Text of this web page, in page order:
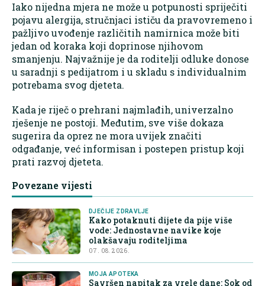
Iako nijedna mjera ne može u potpunosti spriječiti
pojavu alergija, stručnjaci ističu da pravovremeno i
pažljivo uvođenje različitih namirnica može biti
jedan od koraka koji doprinose njihovom
smanjenju. Najvažnije je da roditelji odluke donose
u saradnji s pedijatrom i u skladu s individualnim
potrebama svog djeteta.
Kada je riječ o prehrani najmlađih, univerzalno
rješenje ne postoji. Međutim, sve više dokaza
sugerira da oprez ne mora uvijek značiti
odgađanje, već informisan i postepen pristup koji
prati razvoj djeteta.
Povezane vijesti
DJEČIJE ZDRAVLJE
Kako potaknuti dijete da pije više
vode: Jednostavne navike koje
olakšavaju roditeljima
07. 08. 2026.
MOJA APOTEKA
Savršen napitak za vrele dane: Sok od